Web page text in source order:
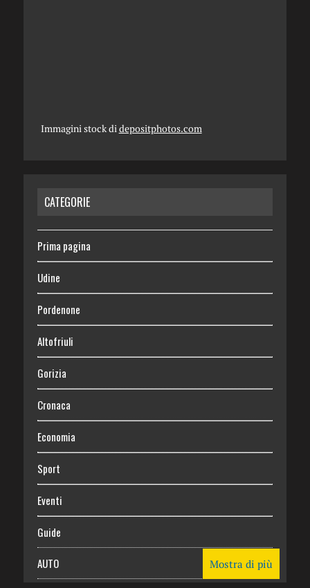
Immagini stock di depositphotos.com
CATEGORIE
Prima pagina
Udine
Pordenone
Altofriuli
Gorizia
Cronaca
Economia
Sport
Eventi
Guide
AUTO Mostra di più